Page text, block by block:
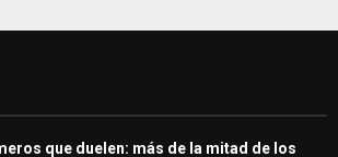
H
que duelen: más de la mitad de los